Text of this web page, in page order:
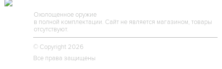
Охолощенное оружие
в полной комплектации. Сайт не является магазином, товары
отсутствуют.
© Copyright 2026
Все права защищены